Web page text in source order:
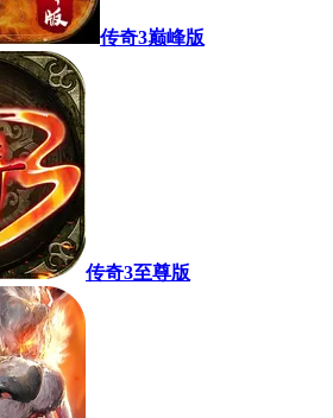
传奇3巅峰版
传奇3至尊版